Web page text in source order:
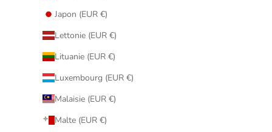
Japon (EUR €)
Lettonie (EUR €)
Lituanie (EUR €)
Luxembourg (EUR €)
Malaisie (EUR €)
Malte (EUR €)